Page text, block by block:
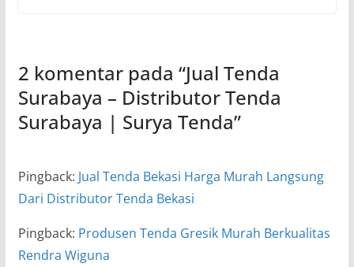
2 komentar pada “Jual Tenda
Surabaya – Distributor Tenda
Surabaya | Surya Tenda”
Pingback: Jual Tenda Bekasi Harga Murah Langsung
Dari Distributor Tenda Bekasi
Pingback: Produsen Tenda Gresik Murah Berkualitas
Rendra Wiguna